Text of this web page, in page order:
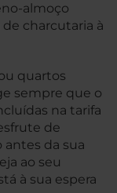
almoço
charcutaria à
quartos
sempre que o
na tarifa
de
da sua
ao seu
à sua espera